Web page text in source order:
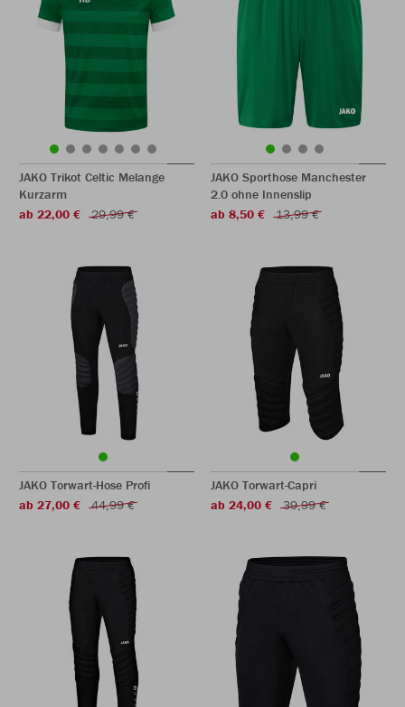
JAKO Trikot Celtic Melange
Kurzarm
ab 22,00 €
29,99 €
JAKO Sporthose Manchester
2.0 ohne Innenslip
ab 8,50 €
13,99 €
JAKO Torwart-Hose Profi
ab 27,00 €
44,99 €
JAKO Torwart-Capri
ab 24,00 €
39,99 €